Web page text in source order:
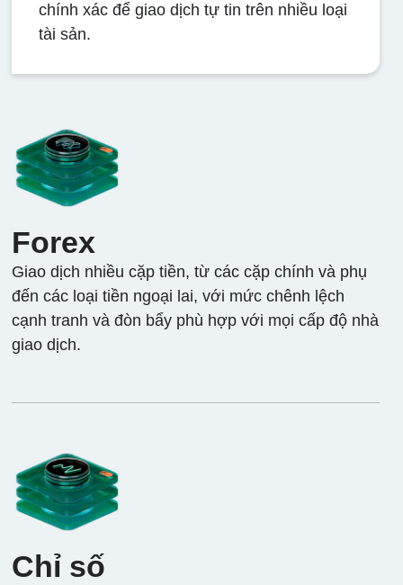
chính xác để giao dịch tự tin trên nhiều loại
tài sản.
Forex
Giao dịch nhiều cặp tiền, từ các cặp chính và phụ
đến các loại tiền ngoại lai, với mức chênh lệch
cạnh tranh và đòn bẩy phù hợp với mọi cấp độ nhà
giao dịch.
Chỉ số